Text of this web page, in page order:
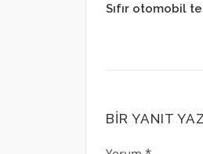
Sıfır otomobil
BIR YANIT